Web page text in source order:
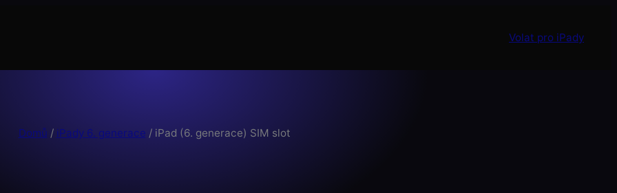
Volat pro iPady
Domů / iPady 6. generace / iPad (6. generace) SIM slot